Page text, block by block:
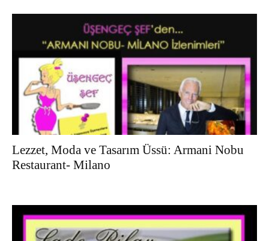
Lezzet, Moda ve Tasarım Üssü: Armani Nobu
Restaurant- Milano